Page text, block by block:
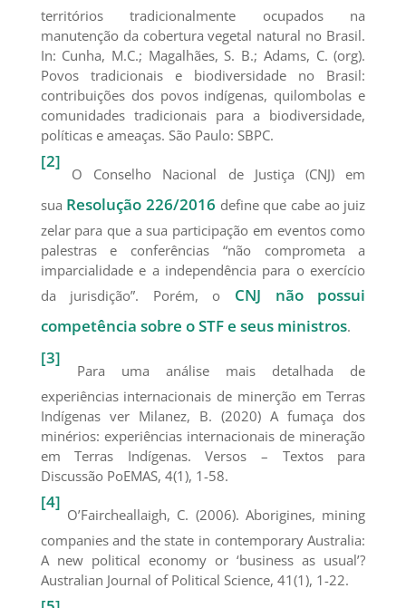
territórios tradicionalmente ocupados na
manutenção da cobertura vegetal natural no Brasil.
In: Cunha, M.C.; Magalhães, S. B.; Adams, C. (org).
Povos tradicionais e biodiversidade no Brasil:
contribuições dos povos indígenas, quilombolas e
comunidades tradicionais para a biodiversidade,
políticas e ameaças. São Paulo: SBPC.
[2]
O Conselho Nacional de Justiça (CNJ) em
sua Resolução 226/2016 define que cabe ao juiz
zelar para que a sua participação em eventos como
palestras e conferências “não comprometa a
imparcialidade e a independência para o exercício
da jurisdição”. Porém, o CNJ não possui
competência sobre o STF e seus ministros.
[3]
Para uma análise mais detalhada de
experiências internacionais de minerção em Terras
Indígenas ver Milanez, B. (2020) A fumaça dos
minérios: experiências internacionais de mineração
em Terras Indígenas. Versos – Textos para
Discussão PoEMAS, 4(1), 1-58.
[4]
O’Faircheallaigh, C. (2006). Aborigines, mining
companies and the state in contemporary Australia:
A new political economy or ‘business as usual’?
Australian Journal of Political Science, 41(1), 1-22.